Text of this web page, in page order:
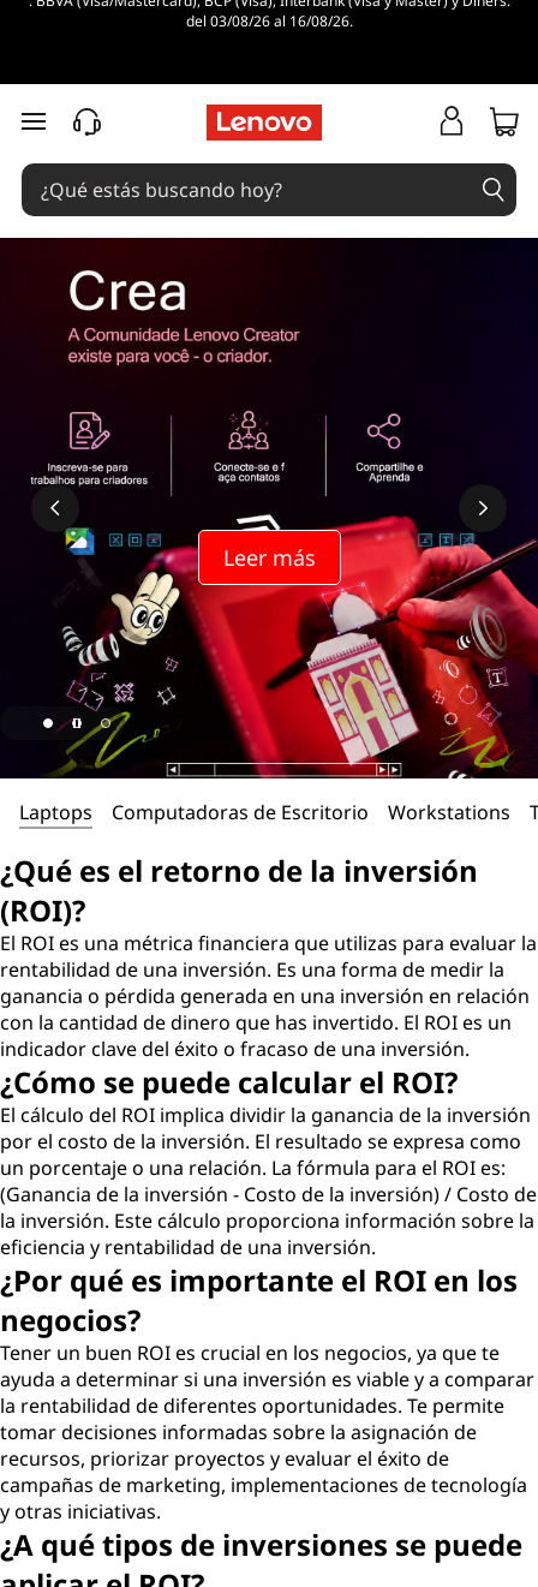
del 03/08/26 al 16/08/26.
Ir al contenido principal
Leer más
Laptops Computadoras de Escritorio Workstations
¿Qué es el retorno de la inversión
(ROI)?
El ROI es una métrica financiera que utilizas para evaluar la
rentabilidad de una inversión. Es una forma de medir la
ganancia o pérdida generada en una inversión en relación
con la cantidad de dinero que has invertido. El ROI es un
indicador clave del éxito o fracaso de una inversión.
¿Cómo se puede calcular el ROI?
El cálculo del ROI implica dividir la ganancia de la inversión
por el costo de la inversión. El resultado se expresa como
un porcentaje o una relación. La fórmula para el ROI es:
(Ganancia de la inversión - Costo de la inversión) / Costo de
la inversión. Este cálculo proporciona información sobre la
eficiencia y rentabilidad de una inversión.
¿Por qué es importante el ROI en los
negocios?
Tener un buen ROI es crucial en los negocios, ya que te
ayuda a determinar si una inversión es viable y a comparar
la rentabilidad de diferentes oportunidades. Te permite
tomar decisiones informadas sobre la asignación de
recursos, priorizar proyectos y evaluar el éxito de
campañas de marketing, implementaciones de tecnología
y otras iniciativas.
¿A qué tipos de inversiones se puede